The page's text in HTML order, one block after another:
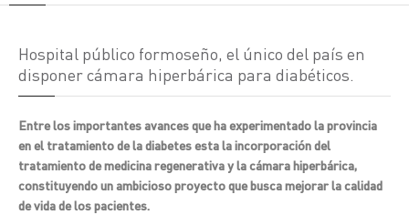
Hospital público formoseño, el único del país en
disponer cámara hiperbárica para diabéticos.
Entre los importantes avances que ha experimentado la provincia
en el tratamiento de la diabetes esta la incorporación del
tratamiento de medicina regenerativa y la cámara hiperbárica,
constituyendo un ambicioso proyecto que busca mejorar la calidad
de vida de los pacientes.